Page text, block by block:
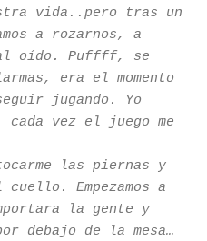
vida..pero tras un
a rozarnos, a
al oído. Puffff, se
era el momento
jugando. Yo
cada vez el juego me
tocarme las piernas y
Empezamos a
la gente y
debajo de la mesa…